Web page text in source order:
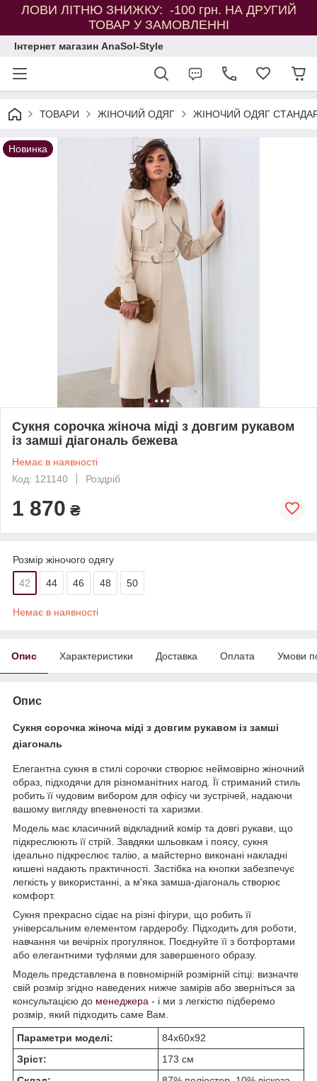
ЛОВИ ЛІТНЮ ЗНИЖКУ: -100 грн. НА ДРУГИЙ
ТОВАР У ЗАМОВЛЕННІ
Інтернет магазин AnaSol-Style
ТОВАРИ ЖІНОЧИЙ ОДЯГ ЖІНОЧИЙ ОДЯГ
Новинка
Сукня сорочка жіноча міді з довгим рукавом
із замші діагональ бежева
Немає в наявності
Код: 121140
Роздріб
1 870 ₴
Розмір жіночого одягу
42 44 46 48 50
Немає в наявності
Опис Характеристики Доставка Оплата Умови
Опис
Сукня сорочка жіноча міді з довгим рукавом із замші
діагональ
Елегантна сукня в стилі сорочки створює неймовірно жіночний
образ, підходячи для різноманітних нагод. Її стриманий стиль
робить її чудовим вибором для офісу чи зустрічей, надаючи
вашому вигляду впевненості та харизми.
Модель має класичний відкладний комір та довгі рукави, що
підкреслюють її стрій. Завдяки шльовкам і поясу, сукня
ідеально підкреслює талію, а майстерно виконані накладні
кишені надають практичності. Застібка на кнопки забезпечує
легкість у використанні, а м'яка замша-діагональ створює
комфорт.
Сукня прекрасно сідає на різні фігури, що робить її
універсальним елементом гардеробу. Підходить для роботи,
навчання чи вечірніх прогулянок. Поєднуйте її з ботфортами
або елегантними туфлями для завершеного образу.
Модель представлена в повномірній розмірній сітці: визначте
свій розмір згідно наведених нижче замірів або зверніться за
консультацією до менеджера - і ми з легкістю підберемо
розмір, який підходить саме Вам.
Параметри моделі:
84х60х92
Зріст:
173 см